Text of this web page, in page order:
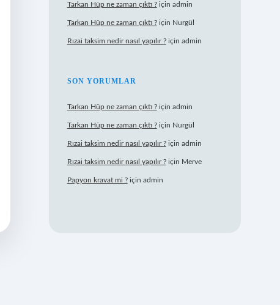
Tarkan Hüp ne zaman çıktı ?için admin
Tarkan Hüp ne zaman çıktı ?için Nurgül
Rızai taksim nedir nasıl yapılır ?için admin
SON YORUMLAR
Tarkan Hüp ne zaman çıktı ?için admin
Tarkan Hüp ne zaman çıktı ?için Nurgül
Rızai taksim nedir nasıl yapılır ?için admin
Rızai taksim nedir nasıl yapılır ?için Merve
Papyon kravat mi ?için admin